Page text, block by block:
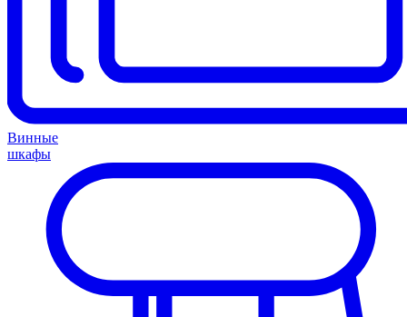
Винные
шкафы